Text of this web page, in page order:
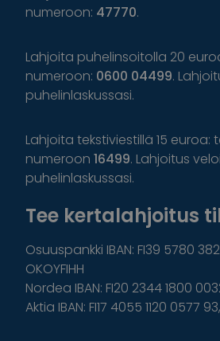
numeroon: 47770.
Lahjoita puhelinsoitolla 20
numeroon: 0600 04499.
puhelinlaskussasi.
Lahjoita tekstiviestillä 15 euroa:
numeroon 16499. Lahjoitus
puhelinlaskussasi.
Tee kertalahjoitus
Osuuspankki IBAN: FI39 5780
OKOYFIHH
Nordea IBAN: FI20 2344 1800
Aktia IBAN: FI17 4055 1120 0577 93,